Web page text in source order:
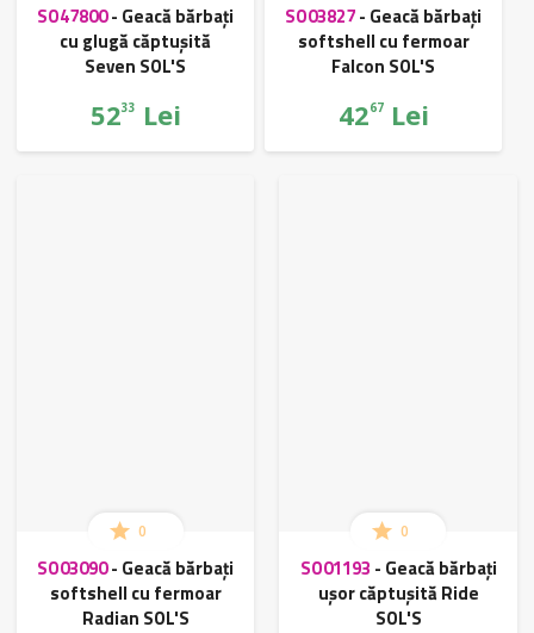
SO47800- Geacă bărbați
cu glugă căptușită
Seven SOL'S
5233 Lei
SO03827- Geacă bărbați
softshell cu fermoar
Falcon SOL'S
4267Lei
0
SO03090- Geacă bărbați
softshell cu fermoar
Radian SOL'S
0
SO01193 - Geacă bărbați
ușor căptușită Ride
SOL'S